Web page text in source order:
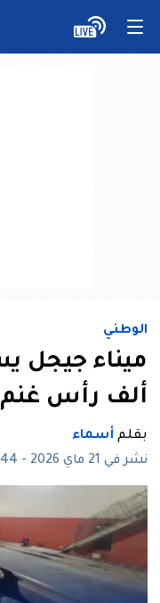
الوطني
ألف رأس غنم
بقلم أسماء
نشر في 21 ماي 2026 - 07:44